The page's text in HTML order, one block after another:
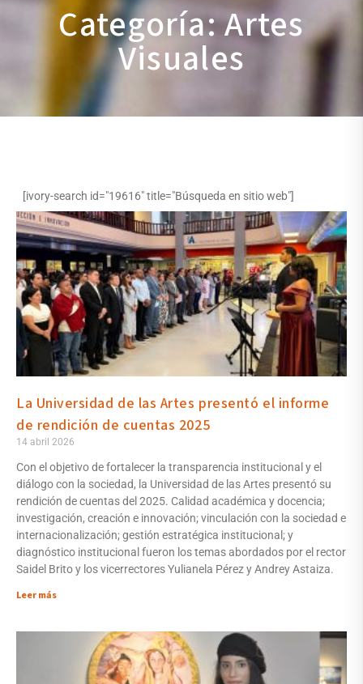
Categoría: Artes
Visuales
[ivory-search id="19616" title="Búsqueda en sitio web"]
La Universidad de las Artes presentó el informe
de rendición de cuentas 2025
14 abril 2026
Con el objetivo de fortalecer la transparencia institucional y el
diálogo con la sociedad, la Universidad de las Artes presentó su
rendición de cuentas del 2025. Calidad académica y docencia;
investigación, creación e innovación; vinculación con la sociedad e
internacionalización; gestión estratégica institucional; y
diagnóstico institucional fueron los temas abordados por el rector
Saidel Brito y los vicerrectores Yulianela Pérez y Andrey Astaiza.
Leer más